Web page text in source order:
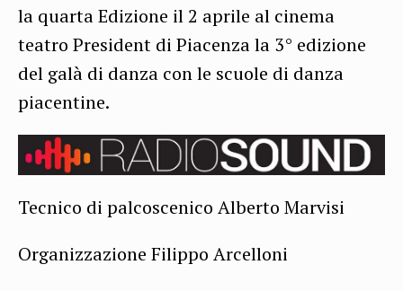
la quarta Edizione il 2 aprile al cinema
teatro President di Piacenza la 3° edizione
del galà di danza con le scuole di danza
piacentine.
Tecnico di palcoscenico Alberto Marvisi
Organizzazione Filippo Arcelloni